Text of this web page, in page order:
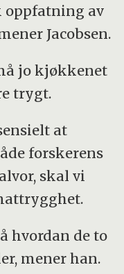
av
Jacobsen.
jo kjøkkenet
trygt.
at
forskerens
skal vi
hvordan de to
mener han.